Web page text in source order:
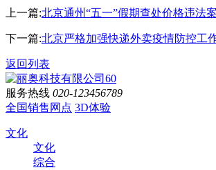
上一篇:北京通州“五一”假期查处价格违法
下一篇:北京严格加强快递外卖疫情防控工
返回列表
服务热线 020-123456789
全国销售网点 3D体验
文化
文化
综合